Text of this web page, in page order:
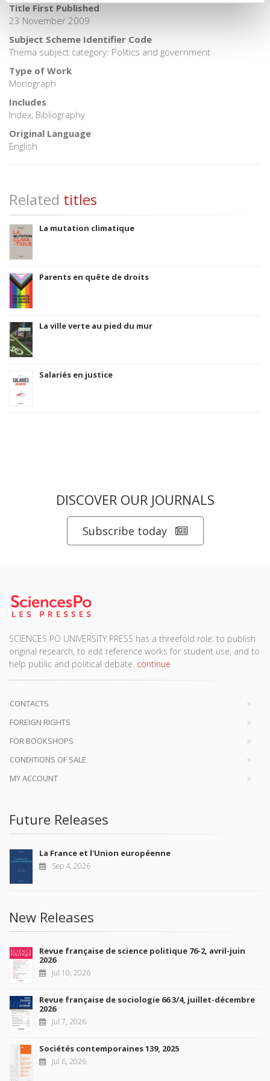
Title First Published
23 November 2009
Subject Scheme Identifier Code
Thema subject category: Politics and government
Type of Work
Monograph
Includes
Index, Bibliography
Original Language
English
Related titles
La mutation climatique
Parents en quête de droits
La ville verte au pied du mur
Salariés en justice
DISCOVER OUR JOURNALS
Subscribe today
SCIENCES PO UNIVERSITY PRESS has a threefold role: to publish
original research, to edit reference works for student use, and to
help public and political debate. continue
CONTACTS
FOREIGN RIGHTS
FOR BOOKSHOPS
CONDITIONS OF SALE
MY ACCOUNT
Future Releases
La France et l'Union européenne
Sep 4, 2026
New Releases
Revue française de science politique 76-2, avril-juin
2026
Jul 10, 2026
Revue française de sociologie 66 3/4, juillet-décembre
2026
Jul 7, 2026
Sociétés contemporaines 139, 2025
Jul 6, 2026